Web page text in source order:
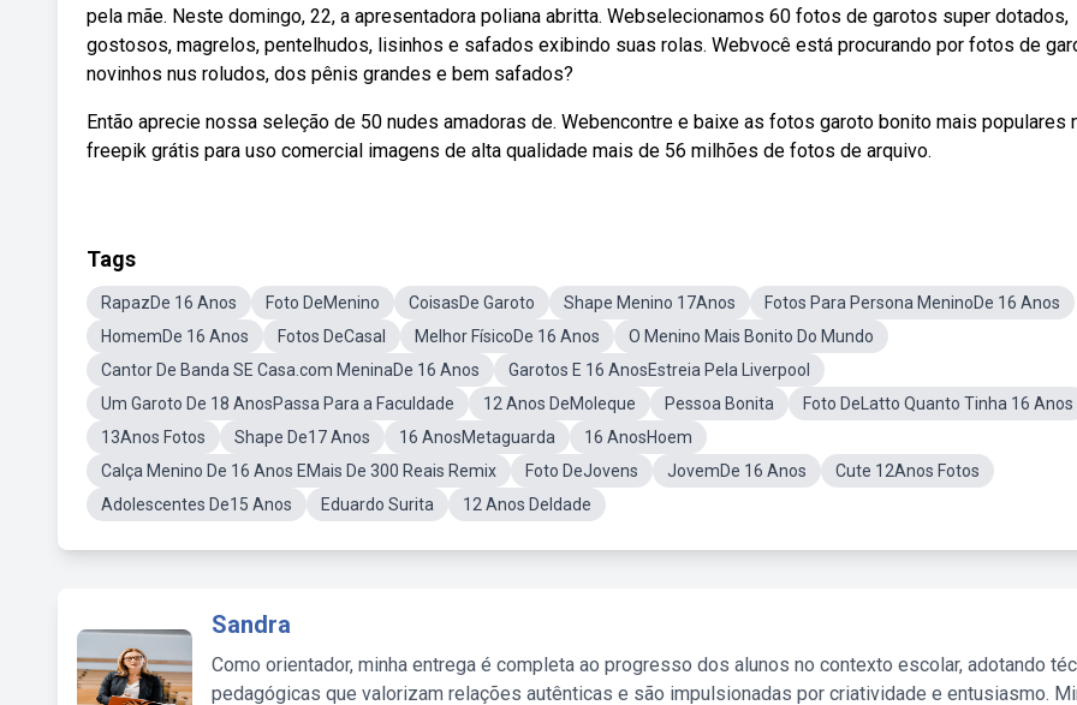
pela mãe. Neste domingo, 22, a apresentadora poliana abritta. Webselecionamos 60 fotos de garotos super dotados,
gostosos, magrelos, pentelhudos, lisinhos e safados exibindo suas rolas. Webvocê está procurando por fotos de
novinhos nus roludos, dos pênis grandes e bem safados?
Então aprecie nossa seleção de 50 nudes amadoras de. Webencontre e baixe as fotos garoto bonito mais populares
freepik grátis para uso comercial imagens de alta qualidade mais de 56 milhões de fotos de arquivo.
Tags
RapazDe 16 Anos Foto DeMenino CoisasDe Garoto Shape Menino 17Anos
Fotos Para Persona MeninoDe 16 Anos
HomemDe 16 Anos
Fotos DeCasal Melhor FísicoDe 16 Anos
O Menino Mais Bonito Do Mundo
Cantor De Banda SE Casa.com MeninaDe 16 Anos
Garotos E 16 AnosEstreia Pela Liverpool
Um Garoto De 18 AnosPassa Para a Faculdade
12 Anos DeMoleque Pessoa Bonita
Foto DeLatto Quanto Tinha 16 Anos
13Anos Fotos
Shape De17 Anos 16 AnosMetaguarda
16 AnosHoem
Calça Menino De 16 Anos EMais De 300 Reais Remix
Foto DeJovens JovemDe 16 Anos
Cute 12Anos Fotos
Adolescentes De15 Anos
Eduardo Surita 12 Anos DeIdade
Sandra
Como orientador, minha entrega é completa ao progresso dos alunos no contexto escolar, adotando
pedagógicas que valorizam relações autênticas e são impulsionadas por criatividade e entusiasmo.